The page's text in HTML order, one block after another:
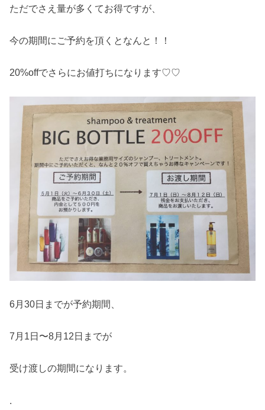
ただでさえ量が多くてお得ですが、
今の期間にご予約を頂くとなんと！！
20%offでさらにお値打ちになります♡♡
6月30日までが予約期間、
7月1日〜8月12日までが
受け渡しの期間になります。
.